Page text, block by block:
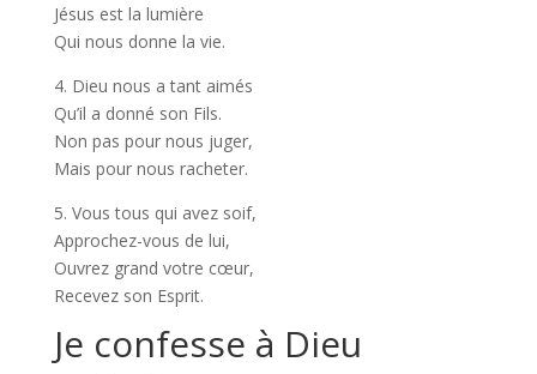
Jésus est la lumière
Qui nous donne la vie.
4. Dieu nous a tant aimés
Qu’il a donné son Fils.
Non pas pour nous juger,
Mais pour nous racheter.
5. Vous tous qui avez soif,
Approchez-vous de lui,
Ouvrez grand votre cœur,
Recevez son Esprit.
Je confesse à Dieu